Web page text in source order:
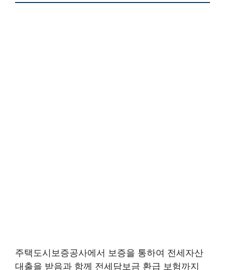
주택도시보증공사에서 보증을 통하여 전세자산
대출을 받음과 함께 전세담보금 환급 보험까지